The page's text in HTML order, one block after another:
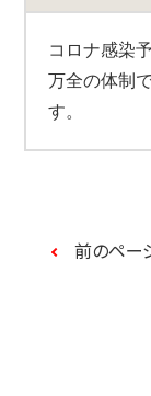
コロナ感染
万全の体制
す。
前のペー